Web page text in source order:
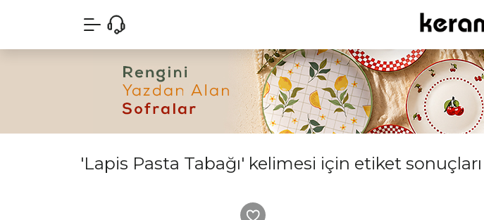
'Lapis Pasta Tabağı' kelimesi için etiket sonuçları